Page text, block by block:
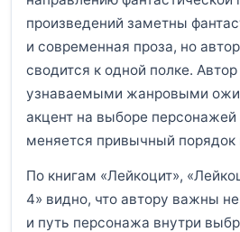
произведений заметны
и современная проза, но
сводится к одной полке. Автор
узнаваемыми жанровыми
акцент на выборе персонажей
меняется привычный порядок
По книгам «Лейкоцит»,
4» видно, что автору важны
и путь персонажа внутри